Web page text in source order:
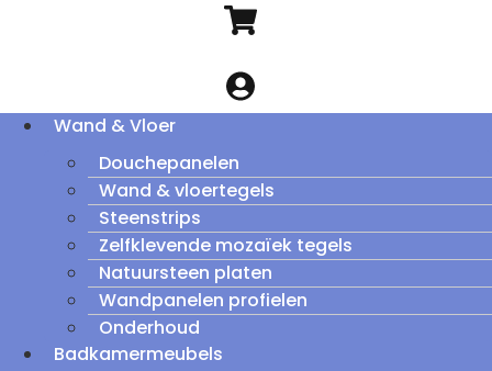
Wand & Vloer
Douchepanelen
Wand & vloertegels
Steenstrips
Zelfklevende mozaïek tegels
Natuursteen platen
Wandpanelen profielen
Onderhoud
Badkamermeubels